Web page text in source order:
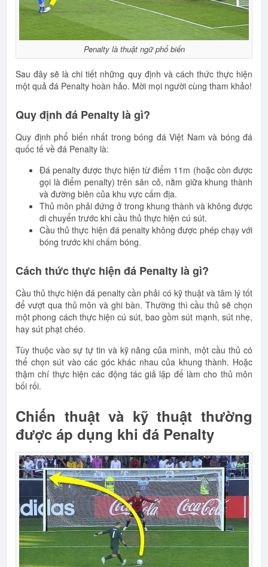
Penalty là thuật ngữ phổ biến
Sau đây sẽ là chi tiết những quy định và cách thức thực hiện
một quả đá Penalty hoàn hảo. Mời mọi người cùng tham khảo!
Quy định đá Penalty là gì?
Quy định phổ biến nhất trong bóng đá Việt Nam và bóng đá
quốc tế về đá Penalty là:
Đá penalty được thực hiện từ điểm 11m (hoặc còn được
gọi là điểm penalty) trên sân cỏ, nằm giữa khung thành
và đường biên của khu vực cấm địa.
Thủ môn phải đứng ở trong khung thành và không được
di chuyển trước khi cầu thủ thực hiện cú sút.
Cầu thủ thực hiện đá penalty không được phép chạy với
bóng trước khi chấm bóng.
Cách thức thực hiện đá Penalty là gì?
Cầu thủ thực hiện đá penalty cần phải có kỹ thuật và tâm lý tốt
để vượt qua thủ môn và ghi bàn. Thường thì cầu thủ sẽ chọn
một phong cách thực hiện cú sút, bao gồm sút mạnh, sút nhẹ,
hay sút phạt chéo.
Tùy thuộc vào sự tự tin và kỹ năng của mình, một cầu thủ có
thể chọn sút vào các góc khác nhau của khung thành. Hoặc
thậm chí thực hiện các động tác giả lập để làm cho thủ môn
bối rối.
Chiến thuật và kỹ thuật thường
được áp dụng khi đá Penalty